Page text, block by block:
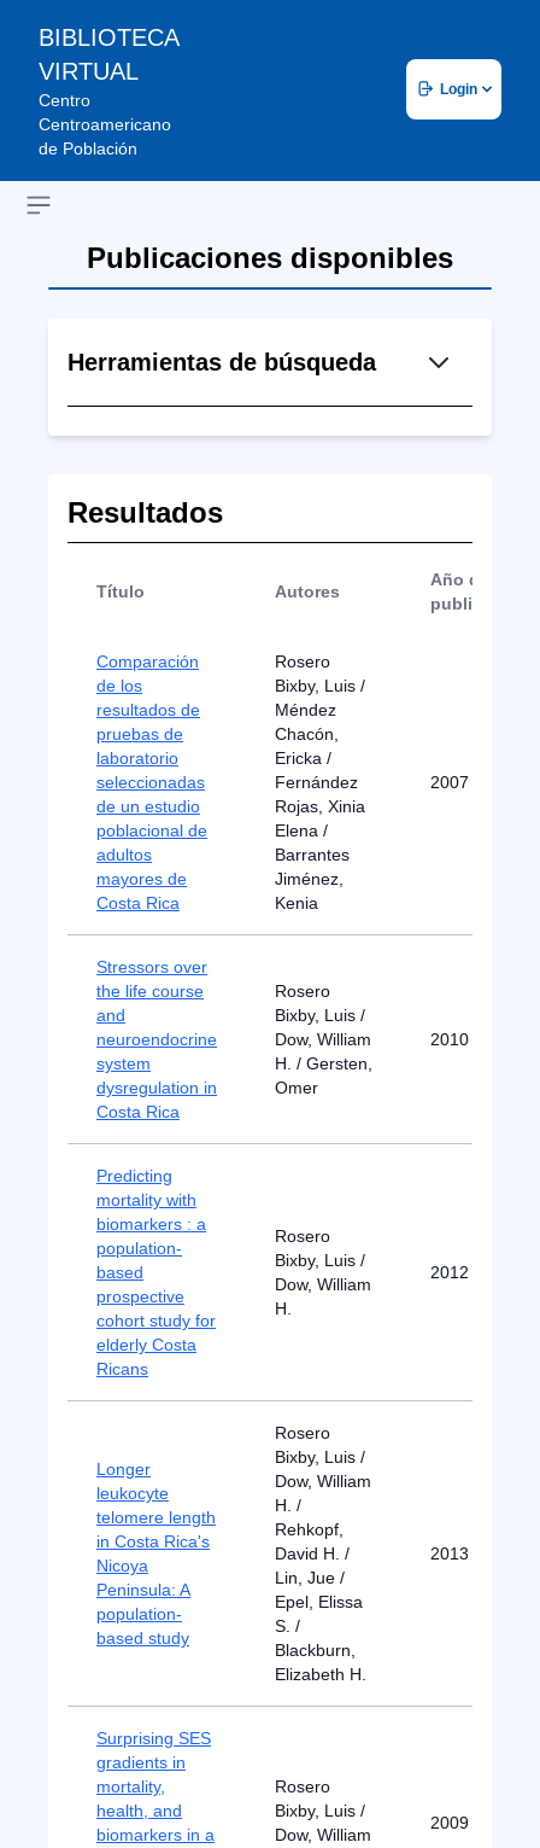
BIBLIOTECA
VIRTUAL
Centro
Centroamericano
de Población
Login
Open sidebar
Publicaciones disponibles
Herramientas de búsqueda
Resultados
Título Autores
Año de
publicación
Comparación
de los
resultados de
pruebas de
laboratorio
seleccionadas
de un estudio
poblacional de
adultos
mayores de
Costa Rica
Rosero
Bixby, Luis /
Méndez
Chacón,
Ericka /
Fernández
Rojas, Xinia
Elena /
Barrantes
Jiménez,
Kenia
2007
Stressors over
the life course
and
neuroendocrine
system
dysregulation in
Costa Rica
Rosero
Bixby, Luis /
Dow, William
H. / Gersten,
Omer
2010
Predicting
mortality with
biomarkers : a
population-
based
prospective
cohort study for
elderly Costa
Ricans
Rosero
Bixby, Luis /
Dow, William
H.
2012
Longer
leukocyte
telomere length
in Costa Rica's
Nicoya
Peninsula: A
population-
based study
Rosero
Bixby, Luis /
Dow, William
H. /
Rehkopf,
David H. /
Lin, Jue /
Epel, Elissa
S. /
Blackburn,
Elizabeth H.
2013
Surprising SES
gradients in
mortality,
health, and
biomarkers in a
Rosero
Bixby, Luis /
Dow, William
2009